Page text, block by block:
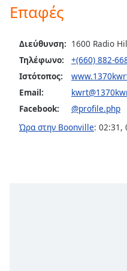
opens
subtitles
settings
dialog
subtitles
off,
selected
Audio
Track
Επαφές
Διεύθυνση: 1600 Radio
Τηλέφωνο:
+(660) 882-
Ιστότοπος:
Email:
Facebook:
@profile.php
Ώρα στην Boonville: 02:31 ,